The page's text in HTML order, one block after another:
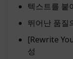
텍스트를 붙
뛰어난 품질
[Rewrite
성